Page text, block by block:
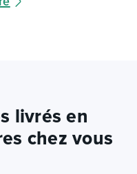
livrés en
chez vous